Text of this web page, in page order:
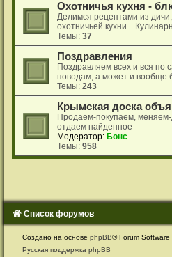
Охотничья кухня -
Делимся рецептами из
охотничьей кухни...
Темы:37
Поздравления
Поздравляем всех и вся
поводам, а может и вообще
Темы:243
Крымская доска
Продаем-покупаем,
отдаем найденное
Модератор: Бонс
Темы:958
Список форумов
Создано на основеphpBB® Forum
Русская поддержка phpBB